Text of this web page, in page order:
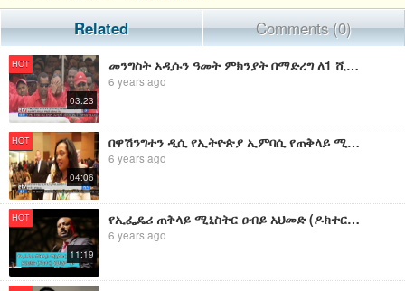
Related Comments (0)
HOT
03:23
መንግስት አዲሱን ዓመት ምክንያት በማድረግ ለ1 ሺህ 87 የሕግ ታራሚዎች ይቅርታ ማድረጉን የኢፌዴሪ ጠቅላይ አቃቤ ሕግ አስታወቀ፡፡
6 years ago
HOT
04:06
በዋሽንግተን ዲሲ የኢትዮጵያ ኢምባሲ የጠቅላይ ሚኒስትሩን የሰላም ሽልማት ምክንያት በማድረግ የደስታ መግለጫ ዝግጅት ተካሄደ፡
6 years ago
HOT
11:19
የኢፌዴሪ ጠቅላይ ሚኒስትር ዐብይ አህመድ (ዶክተር) የሠላም ጉዞ
6 years ago